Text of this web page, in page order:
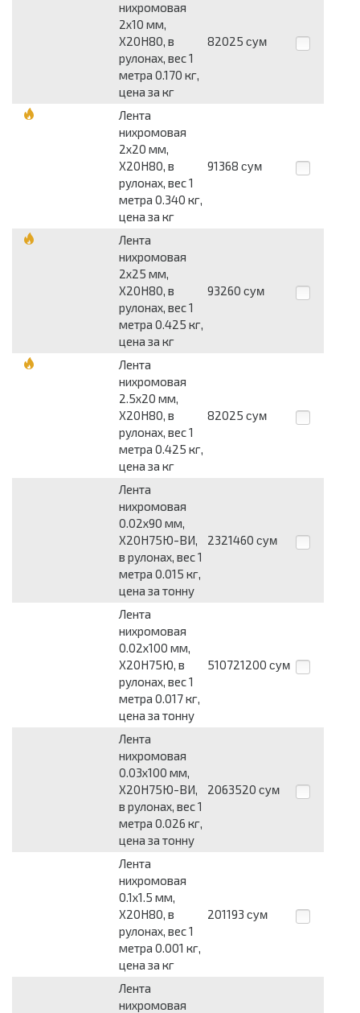
нихромовая
2x10 мм,
Х20Н80, в
рулонах, вес 1
метра 0.170 кг,
цена за кг
82025 сум
Лента
нихромовая
2x20 мм,
Х20Н80, в
рулонах, вес 1
метра 0.340 кг,
цена за кг
91368 сум
Лента
нихромовая
2x25 мм,
Х20Н80, в
рулонах, вес 1
метра 0.425 кг,
цена за кг
93260 сум
Лента
нихромовая
2.5x20 мм,
Х20Н80, в
рулонах, вес 1
метра 0.425 кг,
цена за кг
82025 сум
Лента
нихромовая
0.02x90 мм,
Х20Н75Ю-ВИ,
в рулонах, вес 1
метра 0.015 кг,
цена за тонну
2321460 сум
Лента
нихромовая
0.02x100 мм,
Х20Н75Ю, в
рулонах, вес 1
метра 0.017 кг,
цена за тонну
510721200 сум
Лента
нихромовая
0.03x100 мм,
Х20Н75Ю-ВИ,
в рулонах, вес 1
метра 0.026 кг,
цена за тонну
2063520 сум
Лента
нихромовая
0.1x1.5 мм,
Х20Н80, в
рулонах, вес 1
метра 0.001 кг,
цена за кг
201193 сум
Лента
нихромовая